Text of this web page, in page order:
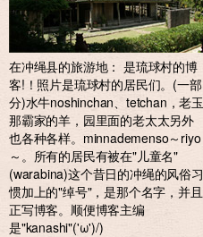
在冲绳县的旅游地： 是琉球村的博
客!！照片是琉球村的居民们。(一部
分)水牛noshinchan、tetchan，老玉
那霸家的羊，园里面的老太太另外
也各种各样。minnademenso～riyo
～。所有的居民有被在"儿童名"
(warabina)这个昔日的冲绳的风俗习
惯加上的"绰号"，是那个名字，并且
正写博客。顺便博客主编
是"kanashi"('ω')/)